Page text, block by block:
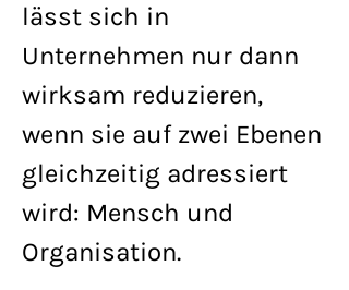
lässt sich in
Unternehmen nur dann
wirksam reduzieren,
wenn sie auf zwei Ebenen
gleichzeitig adressiert
wird: Mensch und
Organisation.